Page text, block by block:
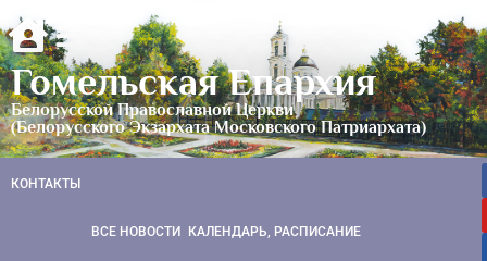
Гомельская Епархия
Белорусской Православной Церкви
(Белорусского Экзархата Московского Патриархата)
КОНТАКТЫ
ВСЕ НОВОСТИ КАЛЕНДАРЬ, РАСПИСАНИЕ